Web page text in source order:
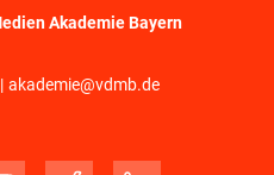
Akademie Bayern
| akademie@vdmb.de